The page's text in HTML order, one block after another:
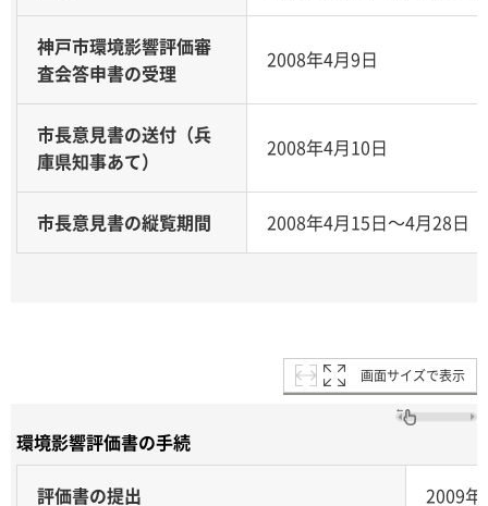
神戸市環境影響評価審
査会答申書の受理
2008年4月9日
市長意見書の送付（兵
庫県知事あて）
2008年4月10日
市長意見書の縦覧期間 2008年4月15日～4月28日
画面サイズで表示
環境影響評価書の手続
評価書の提出 2009年